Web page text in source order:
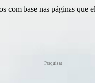
base nas páginas